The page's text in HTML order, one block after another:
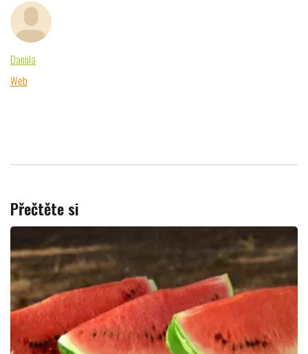
Danula
Web
Přečtěte si